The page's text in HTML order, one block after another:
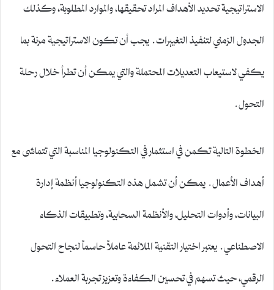
الاستراتيجية تحديد الأهداف المراد تحقيقها، والموارد المطلوبة، وكذلك
الجدول الزمني لتنفيذ التغييرات. يجب أن تكون الاستراتيجية مرنة بما
يكفي لاستيعاب التعديلات المحتملة والتي يمكن أن تطرأ خلال رحلة
التحول.
الخطوة التالية تكمن في استثمار في التكنولوجيا المناسبة التي تتماشى مع
أهداف الأعمال. يمكن أن تشمل هذه التكنولوجيا أنظمة إدارة
البيانات، وأدوات التحليل، والأنظمة السحابية، وتطبيقات الذكاء
الاصطناعي. يعتبر اختيار التقنية الملائمة عاملاً حاسماً لنجاح التحول
الرقمي، حيث تسهم في تحسين الكفاءة وتعزيز تجربة العملاء.